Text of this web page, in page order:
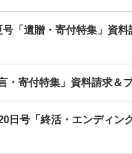
「遺贈・寄付特集」資料
・寄付特集」資料請求＆
日号「終活・エンディン